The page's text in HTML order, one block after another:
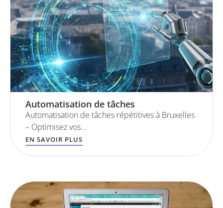
Automatisation de tâches
Automatisation de tâches répétitives à Bruxelles
– Optimisez vos…
EN SAVOIR PLUS